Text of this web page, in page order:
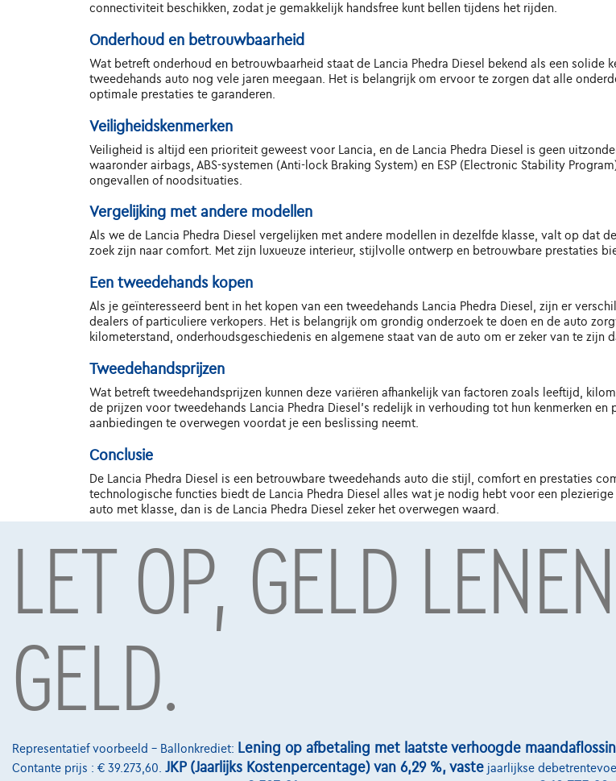
connectiviteit beschikken, zodat je gemakkelijk handsfree kunt bellen tijdens het rijden.
Onderhoud en betrouwbaarheid
Wat betreft onderhoud en betrouwbaarheid staat de Lancia Phedra Diesel bekend als een
tweedehands auto nog vele jaren meegaan. Het is belangrijk om ervoor te zorgen dat alle
optimale prestaties te garanderen.
Veiligheidskenmerken
Veiligheid is altijd een prioriteit geweest voor Lancia, en de Lancia Phedra Diesel is geen
waaronder airbags, ABS-systemen (Anti-lock Braking System) en ESP (Electronic Stability
ongevallen of noodsituaties.
Vergelijking met andere modellen
Als we de Lancia Phedra Diesel vergelijken met andere modellen in dezelfde klasse, valt op dat
zoek zijn naar comfort. Met zijn luxueuze interieur, stijlvolle ontwerp en betrouwbare prestaties
Een tweedehands kopen
Als je geïnteresseerd bent in het kopen van een tweedehands Lancia Phedra Diesel, zijn er
dealers of particuliere verkopers. Het is belangrijk om grondig onderzoek te doen en de auto
kilometerstand, onderhoudsgeschiedenis en algemene staat van de auto om er zeker van te zijn
Tweedehandsprijzen
Wat betreft tweedehandsprijzen kunnen deze variëren afhankelijk van factoren zoals leeftijd,
de prijzen voor tweedehands Lancia Phedra Diesel's redelijk in verhouding tot hun kenmerken
aanbiedingen te overwegen voordat je een beslissing neemt.
Conclusie
De Lancia Phedra Diesel is een betrouwbare tweedehands auto die stijl, comfort en prestaties
technologische functies biedt de Lancia Phedra Diesel alles wat je nodig hebt voor een
auto met klasse, dan is de Lancia Phedra Diesel zeker het overwegen waard.
Onder voorbehoud van aanvaarding van uw kredietaanvraag door Alpha Credit s.a., kredietverstrekker,
TCS Mobility S.A., agent in bijkomstige hoedanigheid, Boulevard Albert II 4, B12, 1000 Brussel, BTW BE
LET OP, GELD
GELD.
Representatief voorbeeld – Ballonkrediet: Lening op afbetaling met laatste verhoogde
Contante prijs : € 39.273,60. JKP (Jaarlijks Kostenpercentage) van 6,29 %, vaste jaarlijkse
info@touringcarselect.be
Koning Albert II-laan 4, B12
Pechverhelping
Financiering